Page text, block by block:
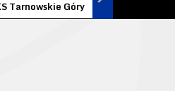
Tarnowskie Góry